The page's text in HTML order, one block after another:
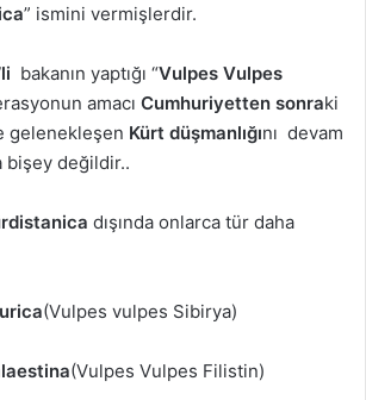
” ismini vermişlerdir.
bakanın yaptığı “Vulpes Vulpes
amacı Cumhuriyetten sonraki
gelenekleşen Kürt düşmanlığını devam
bişey değildir..
dışında onlarca tür daha
(Vulpes vulpes Sibirya)
(Vulpes Vulpes Filistin)